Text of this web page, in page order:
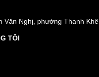
Văn Nghị, phường Thanh Khê,
TÔI